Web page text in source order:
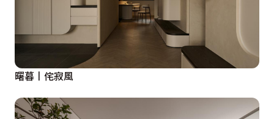
曙暮丨侘寂風